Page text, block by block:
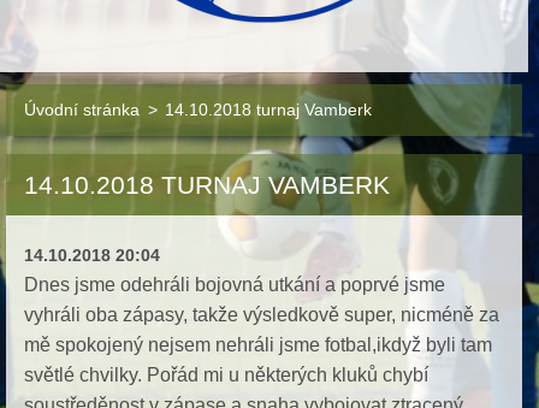
Úvodní stránka > 14.10.2018 turnaj Vamberk
14.10.2018 TURNAJ VAMBERK
14.10.2018 20:04
Dnes jsme odehráli bojovná utkání a poprvé jsme
vyhráli oba zápasy, takže výsledkově super, nicméně za
mě spokojený nejsem nehráli jsme fotbal,ikdyž byli tam
světlé chvilky. Pořád mi u některých kluků chybí